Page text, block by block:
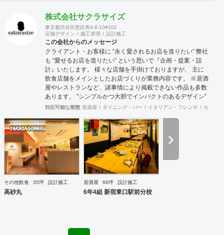
株式会社サクラサイズ
東京都渋谷区恵比寿4-8-10#202
店舗デザイン
施工管理 設計施工
この会社からのメッセージ
クライアント・お客様に ”永く愛されるお店を造りたい” 弊社
も ”愛せるお店を造りたい” という思いで『企画・提案・設
計』いたします。 様々な店舗を手掛けておりますが、 主に
飲食店舗をメインとしたお店づくりが業務内容です。 ※居酒
屋やレストランなど、諸事情により掲載できない作品も多数
あります。 ”シンプルかつ大胆でインパクトのあるデザイン”
そして ”カユいところにも手の届いているデザイン” をモット
を統一させたデザインをいたします。
対応可能な業態 居酒屋 ダイニング・バー イタリアン・フレンチ カフェ
その他飲食 35坪 設計施工
高砂丸
居酒屋 66坪 設計施工
6年4組 新宿東口駅前分校